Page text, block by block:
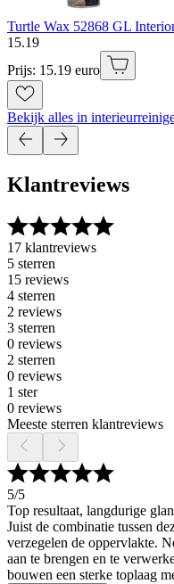
Turtle Wax 52868 GL
15.19
Prijs: 15.19 euro
Bekijk alles in
Klantreviews
17 klantreviews
5 sterren
15 reviews
4 sterren
2 reviews
3 sterren
0 reviews
2 sterren
0 reviews
1 ster
0 reviews
Meeste sterren klantreviews
5/5
Top resultaat, langdurige
Juist de combinatie tussen
verzegelen de oppervlakte.
aan te brengen en te
bouwen een sterke toplaag